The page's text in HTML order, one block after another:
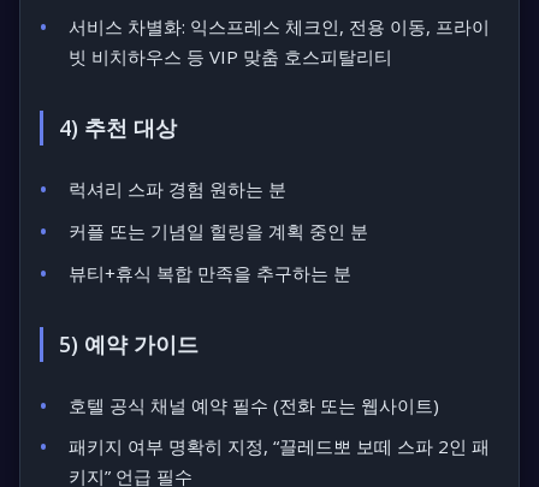
서비스 차별화: 익스프레스 체크인, 전용 이동, 프라이
빗 비치하우스 등 VIP 맞춤 호스피탈리티
4) 추천 대상
럭셔리 스파 경험 원하는 분
커플 또는 기념일 힐링을 계획 중인 분
뷰티+휴식 복합 만족을 추구하는 분
5) 예약 가이드
호텔 공식 채널 예약 필수 (전화 또는 웹사이트)
패키지 여부 명확히 지정, “끌레드뽀 보떼 스파 2인 패
키지” 언급 필수